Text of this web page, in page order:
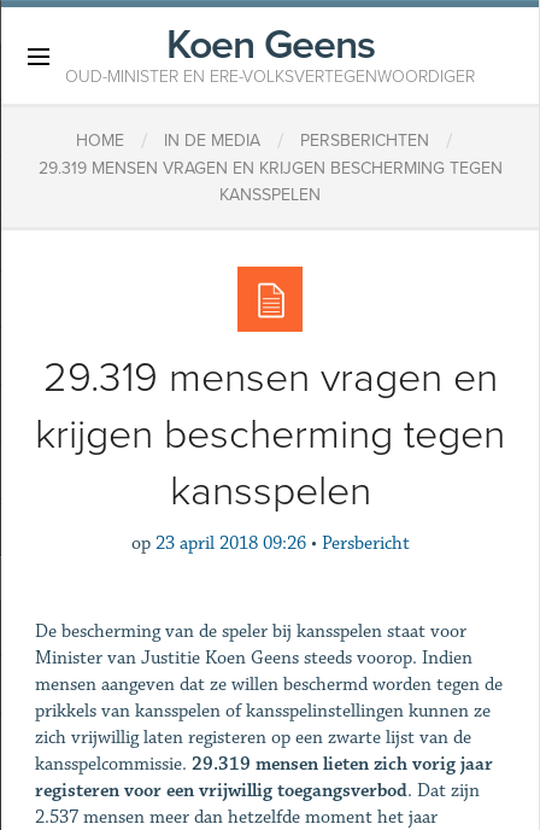
Koen Geens
OUD-MINISTER EN ERE-VOLKSVERTEGENWOORDIGER
HOME / IN DE MEDIA / PERSBERICHTEN /
​29.319 MENSEN VRAGEN EN KRIJGEN BESCHERMING TEGEN
KANSSPELEN
​29.319 mensen vragen en
krijgen bescherming tegen
kansspelen
op 23 april 2018 09:26 • Persbericht
De bescherming van de speler bij kansspelen staat voor
Minister van Justitie Koen Geens steeds voorop. Indien
mensen aangeven dat ze willen beschermd worden tegen de
prikkels van kansspelen of kansspelinstellingen kunnen ze
zich vrijwillig laten registeren op een zwarte lijst van de
kansspelcommissie. 29.319 mensen lieten zich vorig jaar
registeren voor een vrijwillig toegangsverbod. Dat zijn
2.537 mensen meer dan hetzelfde moment het jaar